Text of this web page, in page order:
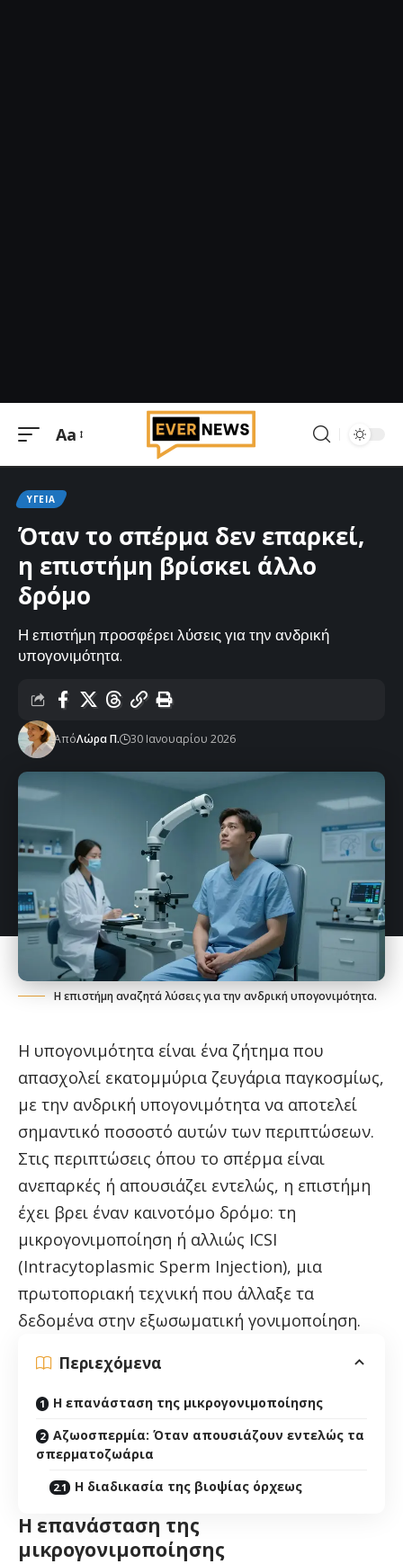
Μεγέθυνση
Aa
ΥΓΕΊΑ
Όταν το σπέρμα δεν επαρκεί,
η επιστήμη βρίσκει άλλο
δρόμο
Η επιστήμη προσφέρει λύσεις για την ανδρική
υπογονιμότητα.
ΑπόΛώρα Π. 30 Ιανουαρίου 2026
Η επιστήμη αναζητά λύσεις για την ανδρική υπογονιμότητα.
Η υπογονιμότητα είναι ένα ζήτημα που
απασχολεί εκατομμύρια ζευγάρια παγκοσμίως,
με την ανδρική υπογονιμότητα να αποτελεί
σημαντικό ποσοστό αυτών των περιπτώσεων.
Στις περιπτώσεις όπου το σπέρμα είναι
ανεπαρκές ή απουσιάζει εντελώς, η επιστήμη
έχει βρει έναν καινοτόμο δρόμο: τη
μικρογονιμοποίηση ή αλλιώς ICSI
(Intracytoplasmic Sperm Injection), μια
πρωτοποριακή τεχνική που άλλαξε τα
δεδομένα στην εξωσωματική γονιμοποίηση.
Περιεχόμενα
Η επανάσταση της μικρογονιμοποίησης
Αζωοσπερμία: Όταν απουσιάζουν εντελώς τα
σπερματοζωάρια
Η διαδικασία της βιοψίας όρχεως
Η επανάσταση της
μικρογονιμοποίησης